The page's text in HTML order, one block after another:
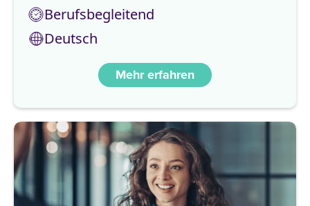
Berufsbegleitend
Deutsch
Mehr erfahren